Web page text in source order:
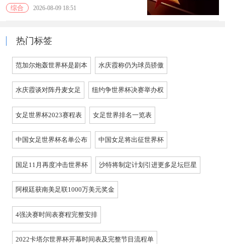
综合 2026-08-09 18:51
热门标签
范加尔炮轰世界杯是剧本 水庆霞称仍为球员骄傲
水庆霞谈对阵丹麦女足 纽约争世界杯决赛举办权
女足世界杯2023赛程表 女足世界排名一览表
中国女足世界杯名单公布 中国女足将出征世界杯
国足11月再度冲击世界杯 沙特将制定计划引进更多足坛巨星
阿根廷获南美足联1000万美元奖金
4强决赛时间表赛程完整安排
2022卡塔尔世界杯开幕时间表及完整节目流程单